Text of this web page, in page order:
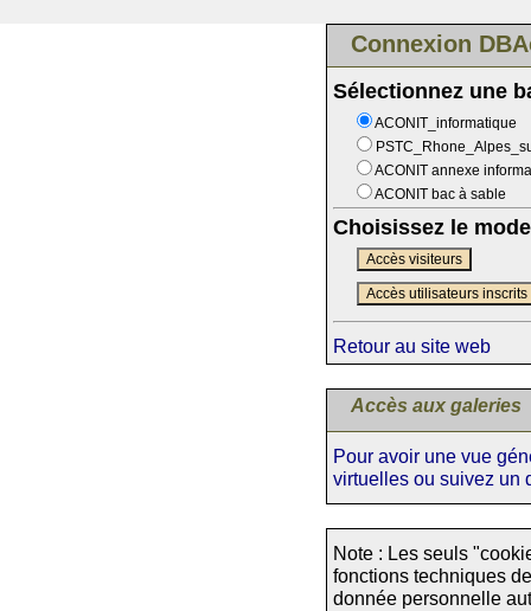
Connexion
Sélectionnez une
ACONIT_informatique
ACONIT annexe
ACONIT bac à sable
Choisissez le
Accès visiteurs
Accès utilisateurs inscrits
Retour au site web
Accès aux galeries
Pour avoir une vue
virtuelles ou suivez un
Note : Les seuls
fonctions techniques
donnée personnelle